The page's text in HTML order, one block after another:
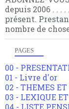
depuis 2006 . . .
présent.
nombre de
PAGES
00 -
01 - Livre d'or
02 - THEMES
03 - LEXIQUE